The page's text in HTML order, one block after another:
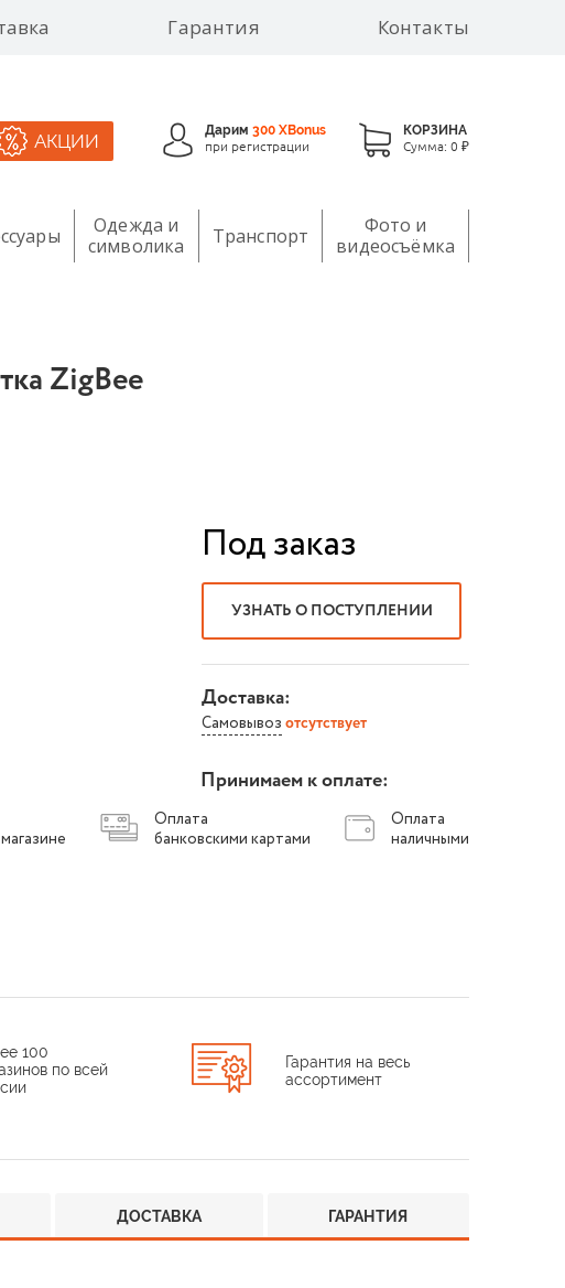
Гарантия Контакты
АКЦИИ
Дарим 300 XBonus
при регистрации
КОРЗИНА
Сумма: 0 ₽
Одежда и
символика
Транспорт
Фото и
видеосъёмка
ZigBee
Под заказ
УЗНАТЬ О ПОСТУПЛЕНИИ
Доставка:
Самовывоз отсутствует
Принимаем к оплате:
Оплата
наличными
Оплата
банковскими картами
100
по всей
Гарантия на весь
ассортимент
ДОСТАВКА ГАРАНТИЯ